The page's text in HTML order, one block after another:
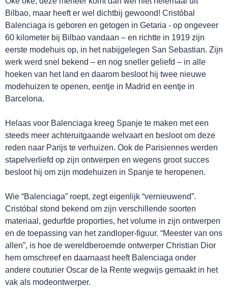
GA UIT!
Bilbao, maar heeft er wel dichtbij gewoond! Cristóbal
Balenciaga is geboren en getogen in Getaria - op ongeveer
60 kilometer bij Bilbao vandaan – en richtte in 1919 zijn
eerste modehuis op, in het nabijgelegen San Sebastian. Zijn
werk werd snel bekend – en nog sneller geliefd – in alle
hoeken van het land en daarom besloot hij twee nieuwe
modehuizen te openen, eentje in Madrid en eentje in
Barcelona.
Helaas voor Balenciaga kreeg Spanje te maken met een
steeds meer achteruitgaande welvaart en besloot om deze
reden naar Parijs te verhuizen. Ook de Parisiennes werden
stapelverliefd op zijn ontwerpen en wegens groot succes
besloot hij om zijn modehuizen in Spanje te heropenen.
Wie “Balenciaga” roept, zegt eigenlijk “vernieuwend”.
Cristóbal stond bekend om zijn verschillende soorten
materiaal, gedurfde proporties, het volume in zijn ontwerpen
en de toepassing van het zandloper-figuur. “Meester van ons
allen”, is hoe de wereldberoemde ontwerper Christian Dior
hem omschreef en daarnaast heeft Balenciaga onder
andere couturier Oscar de la Rente wegwijs gemaakt in het
vak als modeontwerper.